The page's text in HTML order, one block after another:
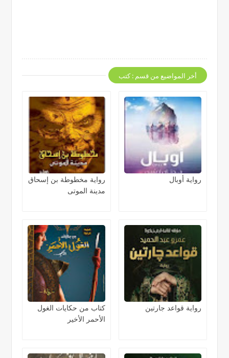
أخر المواضيع من قسم : كتب
رواية أوبال
رواية مخطوطة بن إسحاق
مدينة الموتى
رواية قواعد جارتين
كتاب من حكايات الغول
الأحمر الأخير